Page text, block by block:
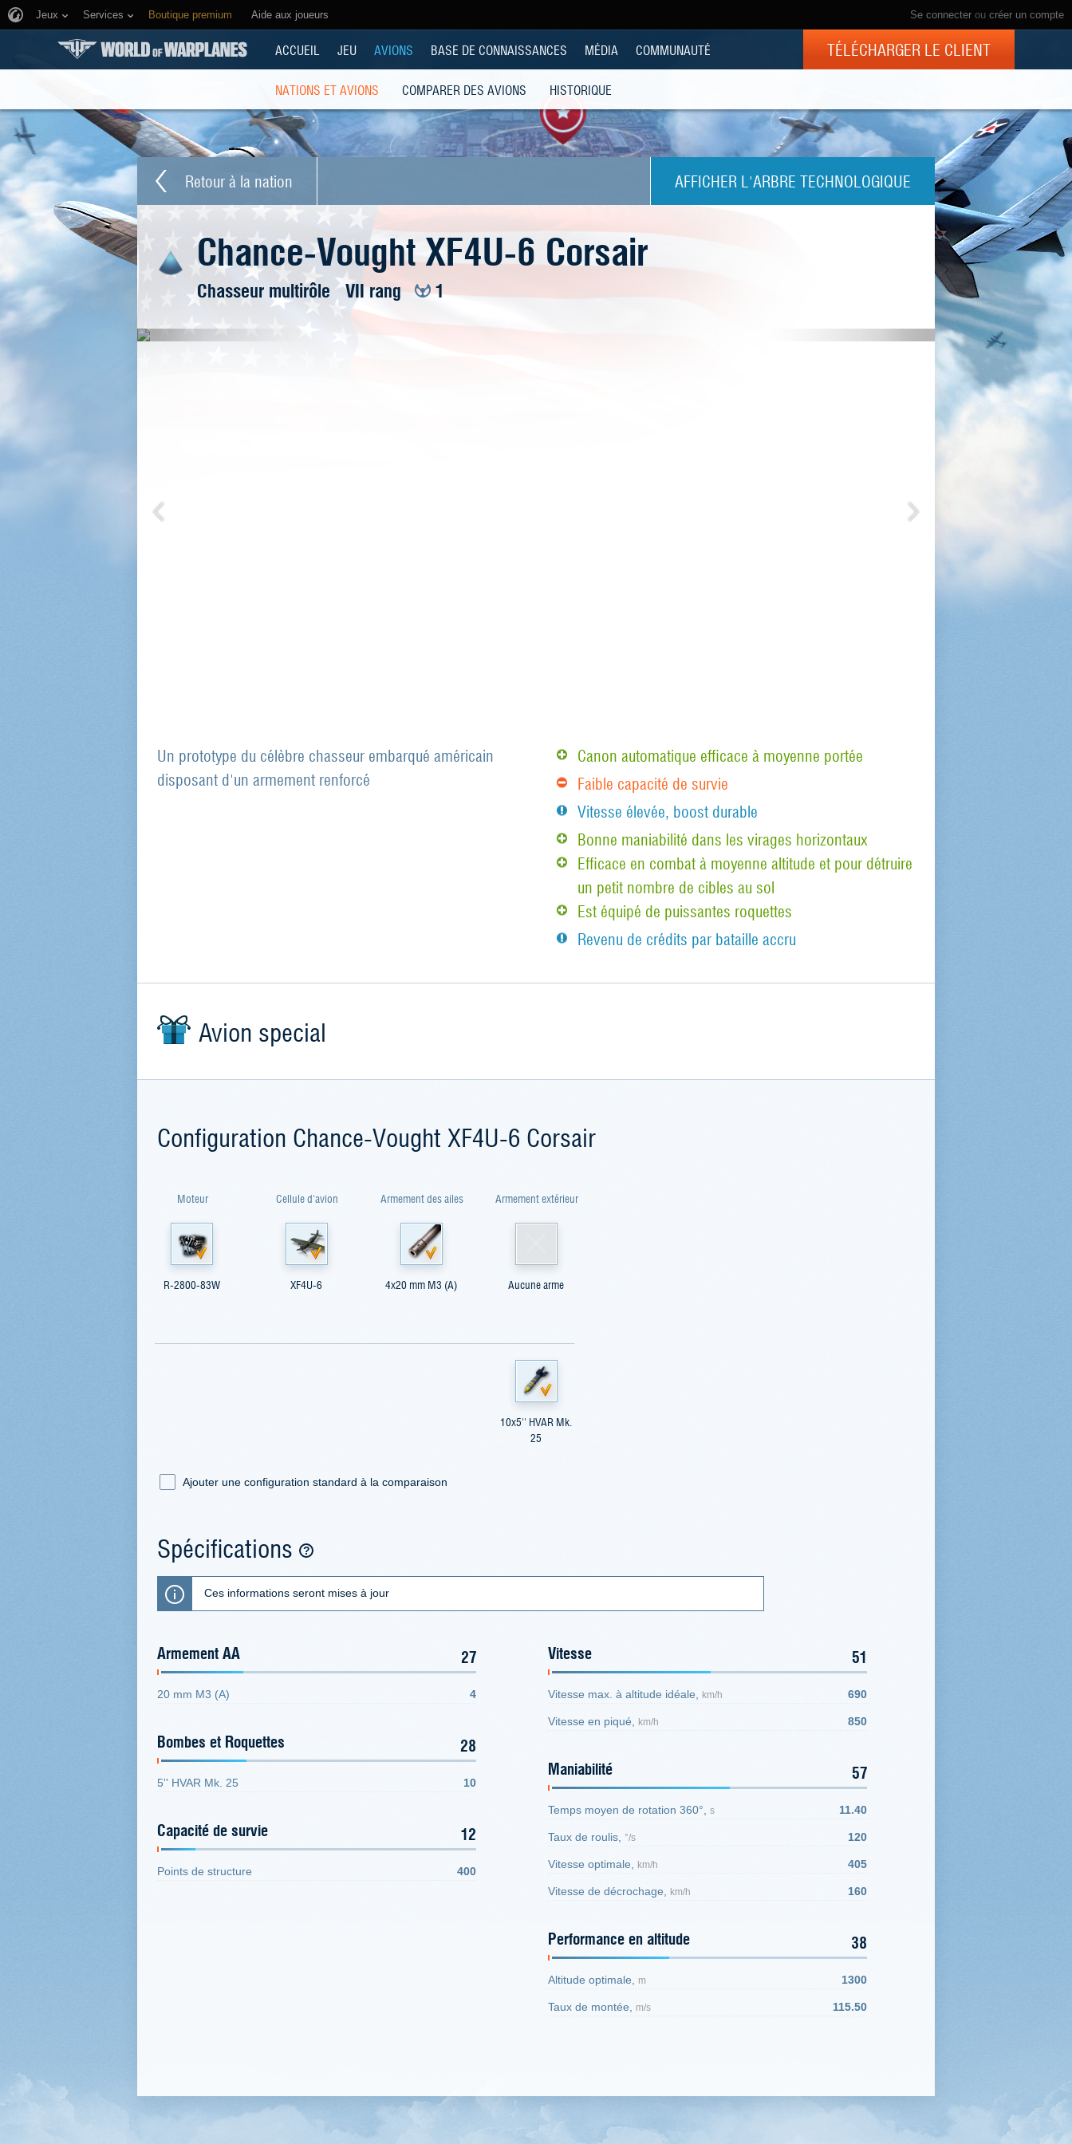
Se connecter ou créer un compte
Jeux Services Boutique premium Aide aux joueurs
ACCUEIL JEU AVIONS BASE DE CONNAISSANCES MÉDIA COMMUNAUTÉ TÉLÉCHARGER LE CLIENT
NATIONS ET AVIONS COMPARER DES AVIONS HISTORIQUE
Retour à la nation AFFICHER L'ARBRE TECHNOLOGIQUE
Chance-Vought XF4U-6 Corsair
Chasseur multirôle VII rang 1
Un prototype du célèbre chasseur embarqué américain
disposant d'un armement renforcé
Canon automatique efficace à moyenne portée
Faible capacité de survie
Vitesse élevée, boost durable
Bonne maniabilité dans les virages horizontaux
Efficace en combat à moyenne altitude et pour détruire
un petit nombre de cibles au sol
Est équipé de puissantes roquettes
Revenu de crédits par bataille accru
Avion special
Configuration Chance-Vought XF4U-6 Corsair
Moteur
R-2800-83W
Cellule d'avion
XF4U-6
Armement des ailes
4x20 mm M3 (A)
Armement extérieur
Aucune arme
10x5'' HVAR Mk.
25
Ajouter une configuration standard à la comparaison
Spécifications
Ces informations seront mises à jour
Armement AA 27
20 mm M3 (A) 4
Bombes et Roquettes 28
5'' HVAR Mk. 25 10
Capacité de survie 12
Points de structure 400
Vitesse 51
Vitesse max. à altitude idéale, km/h 690
Vitesse en piqué, km/h 850
Maniabilité 57
Temps moyen de rotation 360°, s 11.40
Taux de roulis, °/s 120
Vitesse optimale, km/h 405
Vitesse de décrochage, km/h 160
Performance en altitude 38
Altitude optimale, m 1300
Taux de montée, m/s 115.50